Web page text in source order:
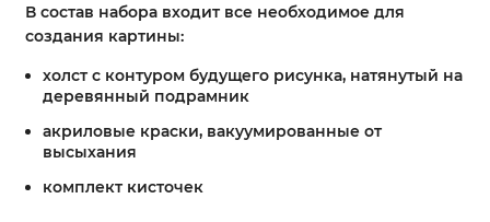
В состав набора входит все необходимое для
создания картины:
холст с контуром будущего рисунка, натянутый на
деревянный подрамник
акриловые краски, вакуумированные от
высыхания
комплект кисточек